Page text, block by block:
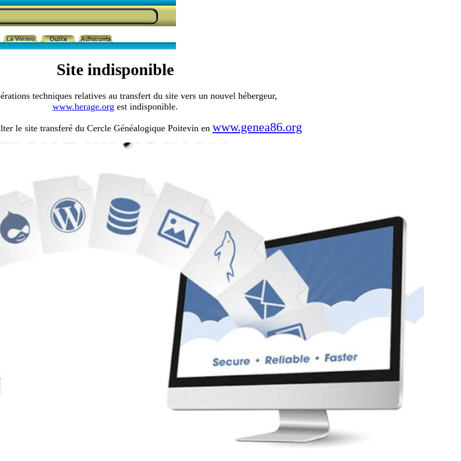
Site indisponible
techniques relatives au transfert du site vers un nouvel hébergeur,
www.herage.org est indisponible.
le site transferé du Cercle Généalogique Poitevin en www.genea86.org